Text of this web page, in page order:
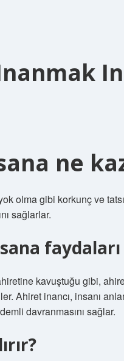
ne
olma gibi korkunç ve
sağlarlar.
kavuştuğu gibi,
Ahiret inancı, insanı
davranmasını sağlar.